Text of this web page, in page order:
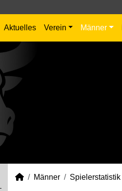
Aktuelles Verein Männer
Männer Spielerstatistik